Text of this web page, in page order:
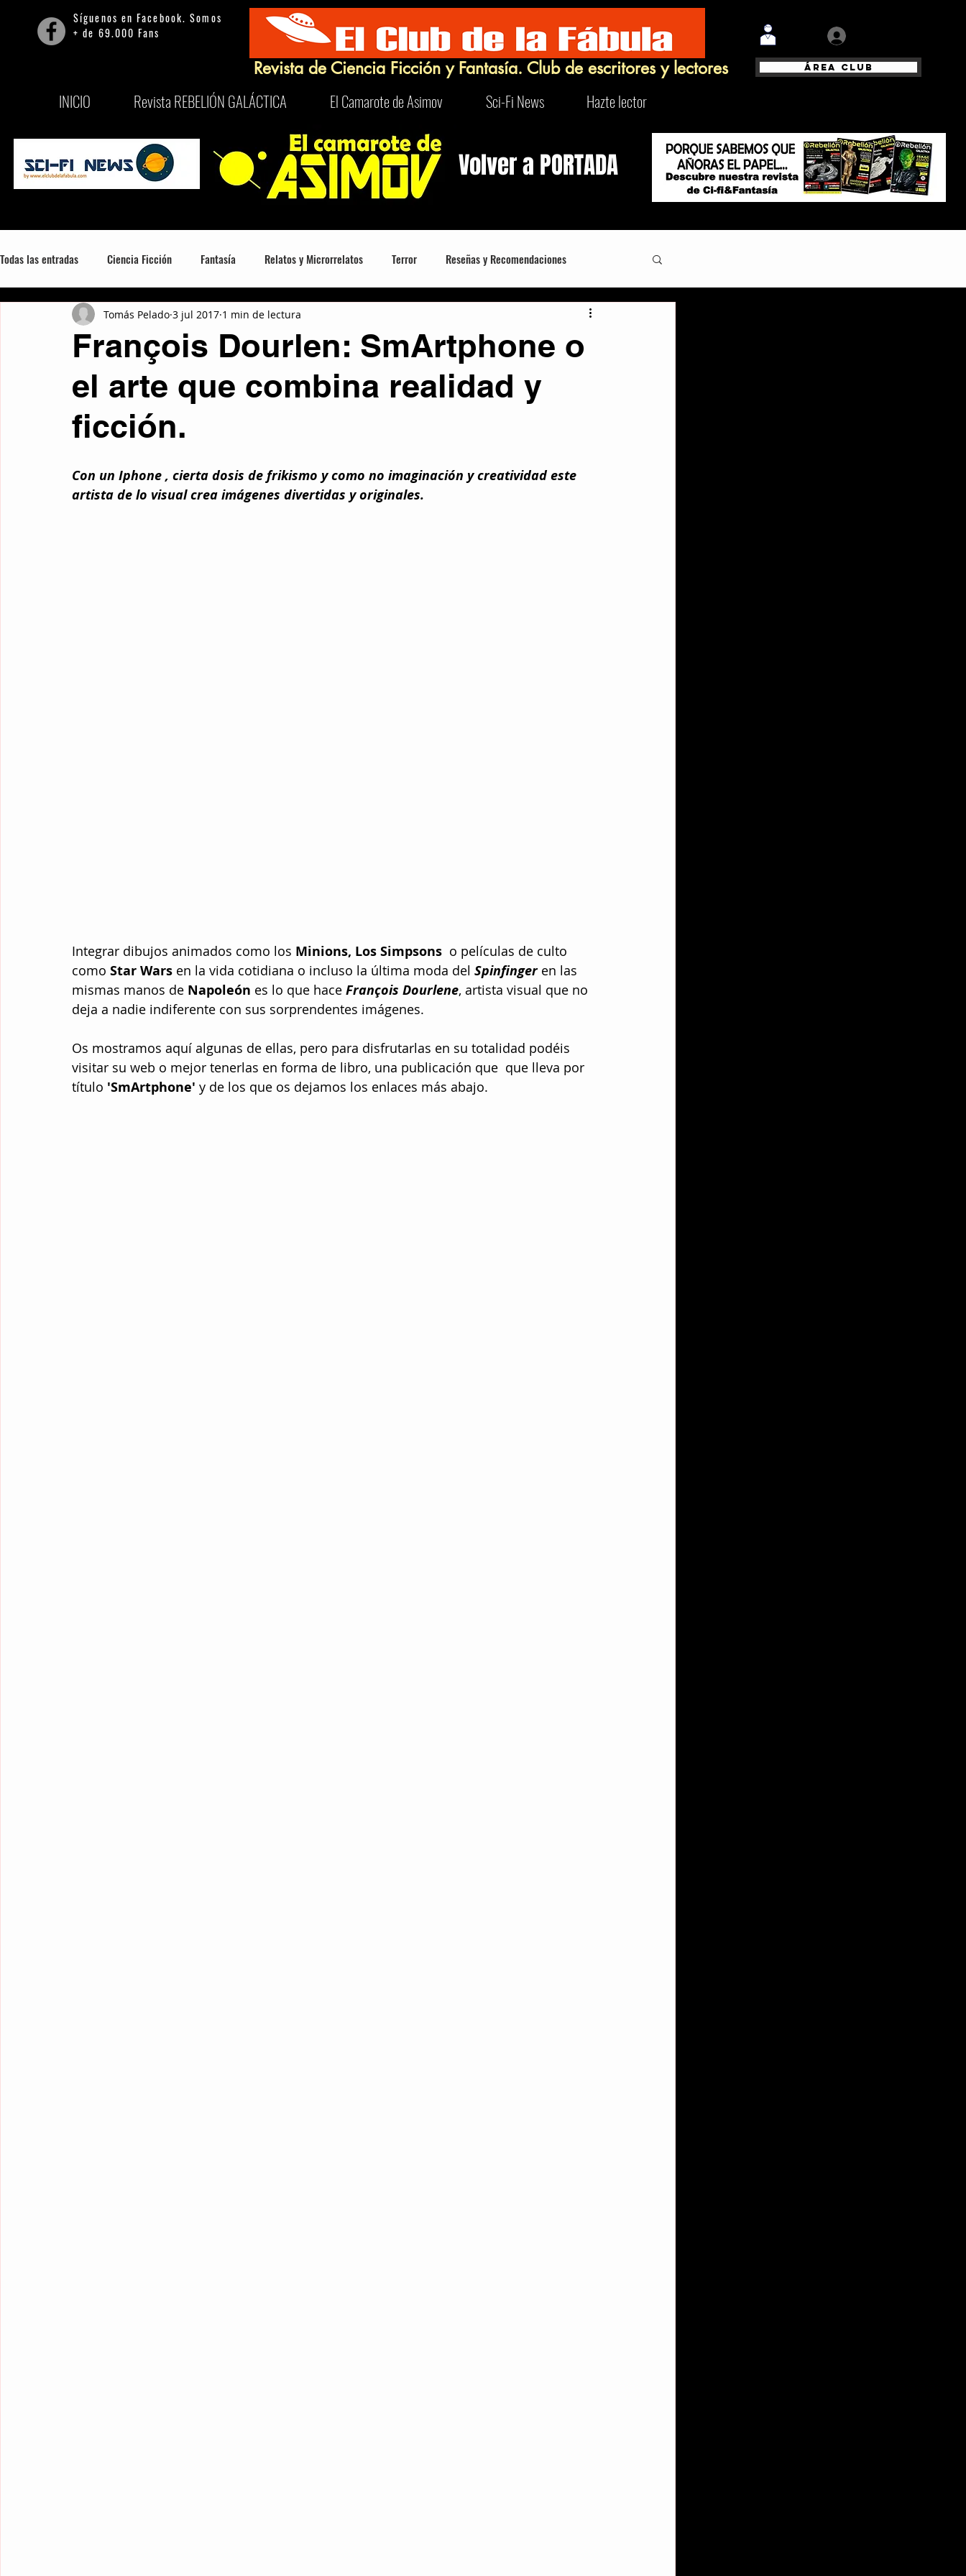
Síguenos en Facebook. Somos
+ de 69.000 Fans
Revista de Ciencia Ficción y Fantasía. Club de escritores y lectores Área Club
INICIO Revista REBELIÓN GALÁCTICA El Camarote de Asimov Sci-Fi News Hazte lector
Volver a PORTADA
Todas las entradas Ciencia Ficción Fantasía Relatos y Microrrelatos Terror Reseñas y Recomendaciones
Mitología, Misterio y Consciencia Series Películas Humor
Mente y filosofía Literatura Colaboraciones literarias Entrevistas
Traducciones
Microrrelatos Mínimos Ciencia Ficción Fantasía Reseñas y Recomendaciones
François Dourlen: SmArtphone o
el arte que combina realidad y
ficción.
Tomás Pelado 3 jul 2017 1 min de lectura
Con un Iphone , cierta dosis de frikismo y como no imaginación y creatividad este
artista de lo visual crea imágenes divertidas y originales.
Integrar dibujos animados como los Minions, Los Simpsons
  o películas de culto
como Star Wars en la vida cotidiana o incluso la última moda del Spinfinger en las
mismas manos de Napoleón es lo que hace François Dourlene, artista visual que no
deja a nadie indiferente con sus sorprendentes imágenes.
Os mostramos aquí algunas de ellas, pero para disfrutarlas en su totalidad podéis
visitar su web o mejor tenerlas en forma de libro, una publicación que  que lleva por
título 'SmArtphone' y de los que os dejamos los enlaces más abajo.